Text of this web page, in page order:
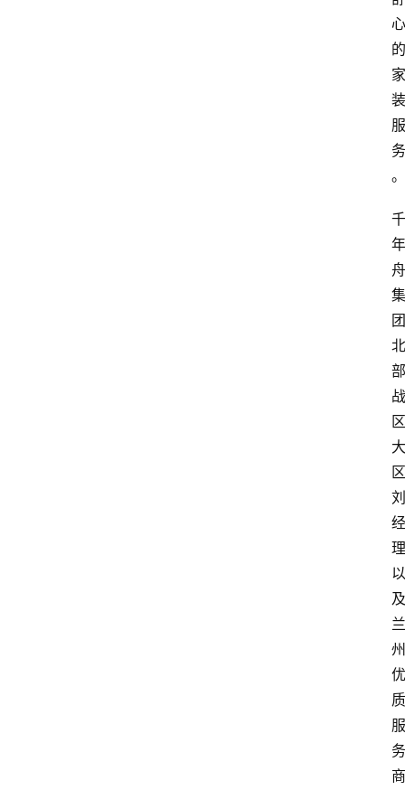
心
的
家
装
服
务
。
千
年
舟
集
团
北
部
战
区
大
区
刘
经
理
以
及
兰
州
优
质
服
务
商